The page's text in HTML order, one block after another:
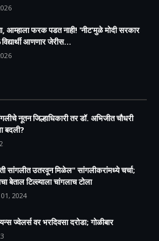
आम्हाला फरक पडत नाही! 'नीट'मुळे मोदी सरकार
आणणार जेरीस...
नूतन जिल्हाधिकारी तर डॉ. अभिजीत चौधरी
बदली?
सांगलीत उतरवून मिळेल" सांगलीकरांमध्ये चर्चा;
बेताल टिल्ल्याला चांगलाच टोला
2024
ज्वेलर्स वर भरदिवसा दरोडा; गोळीबार